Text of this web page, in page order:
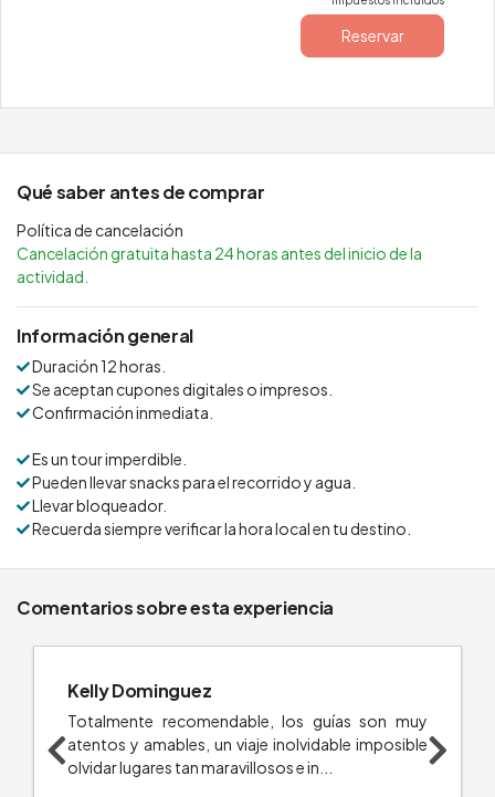
Reservar
Qué saber antes de comprar
Política de cancelación
Cancelación gratuita hasta 24 horas antes del inicio de la
actividad.
Información general
Duración 12 horas.
Se aceptan cupones digitales o impresos.
Confirmación inmediata.
Es un tour imperdible.
Pueden llevar snacks para el recorrido y agua.
Llevar bloqueador.
Recuerda siempre verificar la hora local en tu destino.
Comentarios sobre esta experiencia
Kelly Dominguez
Totalmente recomendable, los guías son muy
atentos y amables, un viaje inolvidable imposible
olvidar lugares tan maravillosos e in...